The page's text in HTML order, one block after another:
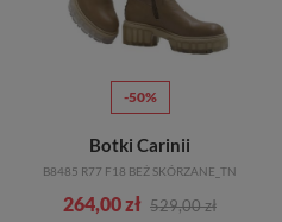
-50%
Botki Carinii
B8485 R77 F18 BEŻ SKÓRZANE_TN
264,00 zł 529,00 zł